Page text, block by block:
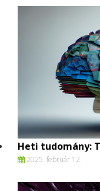
Heti tudomány:
2025. február 12.